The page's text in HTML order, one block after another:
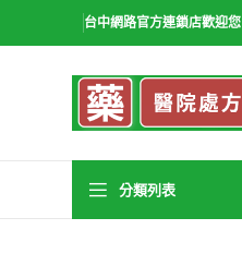
台中網路官方連鎖店歡迎您
分類列表